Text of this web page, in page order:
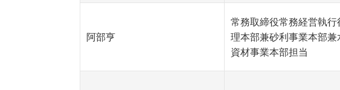
阿部亨
常務取締役常務経営執行
理本部兼砂利事業本部兼
資材事業本部担当